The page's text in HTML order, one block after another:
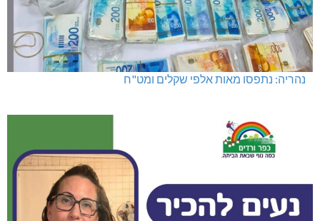
נהריה: נתפסו מאות אלפי שקלים ומט"ח